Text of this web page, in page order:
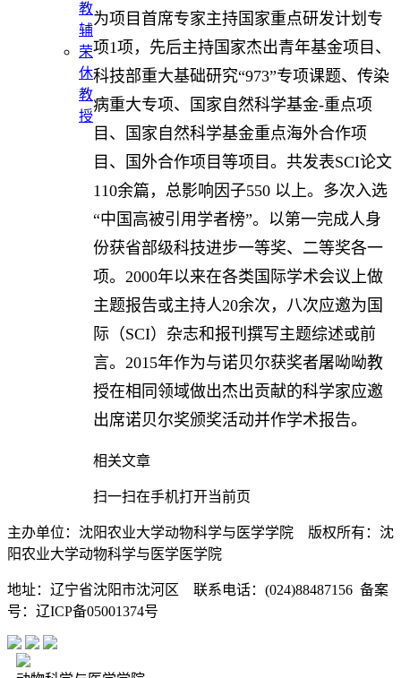
教
辅
荣
休
教
授
为项目首席专家主持国家重点研发计划专
项1项，先后主持国家杰出青年基金项目、
科技部重大基础研究“973”专项课题、传染
病重大专项、国家自然科学基金-重点项
目、国家自然科学基金重点海外合作项
目、国外合作项目等项目。共发表SCI论文
110余篇，总影响因子550 以上。多次入选
“中国高被引用学者榜”。以第一完成人身
份获省部级科技进步一等奖、二等奖各一
项。2000年以来在各类国际学术会议上做
主题报告或主持人20余次，八次应邀为国
际（SCI）杂志和报刊撰写主题综述或前
言。2015年作为与诺贝尔获奖者屠呦呦教
授在相同领域做出杰出贡献的科学家应邀
出席诺贝尔奖颁奖活动并作学术报告。
相关文章
扫一扫在手机打开当前页
主办单位：沈阳农业大学动物科学与医学学院 版权所有：沈
阳农业大学动物科学与医学医学院
地址：辽宁省沈阳市沈河区 联系电话：(024)88487156 备案
号：辽ICP备05001374号